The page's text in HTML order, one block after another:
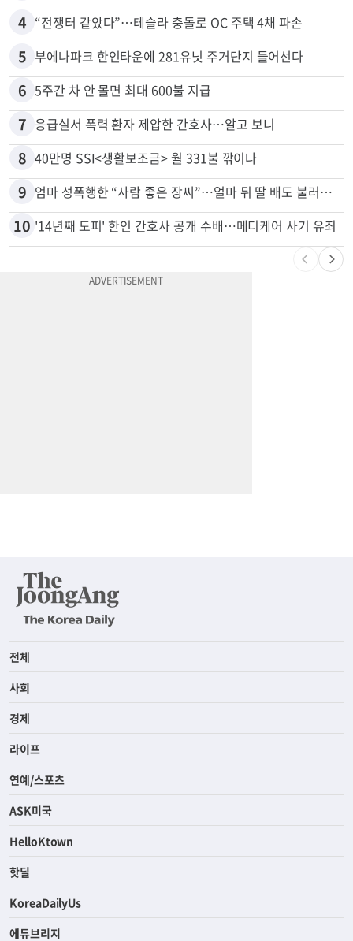
4 “전쟁터 같았다”…테슬라 충돌로 OC 주택 4채 파손
5 부에나파크 한인타운에 281유닛 주거단지 들어선다
6 5주간 차 안 몰면 최대 600불 지급
7 응급실서 폭력 환자 제압한 간호사…알고 보니
8 40만명 SSI<생활보조금> 월 331불 깎이나
9 엄마 성폭행한 “사람 좋은 장씨”…얼마 뒤 딸 배도 불러왔다
10 '14년째 도피' 한인 간호사 공개 수배…메디케어 사기 유죄
전체
사회
경제
라이프
연예/스포츠
ASK미국
HelloKtown
핫딜
KoreaDailyUs
에듀브리지